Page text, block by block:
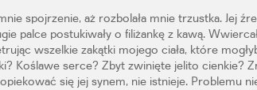
spojrzenie, aż rozbolała mnie trzustka. Jej
palce postukiwały o filiżankę z kawą.
wszelkie zakątki mojego ciała, które
Koślawe serce? Zbyt zwinięte jelito cienkie?
się jej synem, nie istnieje. Problemu